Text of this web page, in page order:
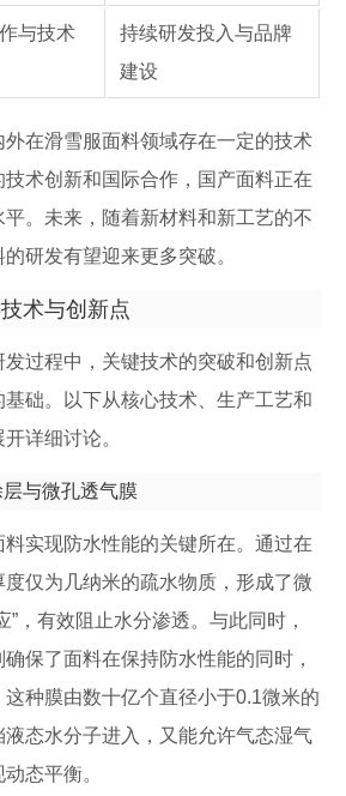
与技术
持续研发投入与品牌
建设
在滑雪服面料领域存在一定的技术
术创新和国际合作，国产面料正在
。未来，随着新材料和新工艺的不
研发有望迎来更多突破。
术与创新点
过程中，关键技术的突破和创新点
础。以下从核心技术、生产工艺和
详细讨论。
与微孔透气膜
实现防水性能的关键所在。通过在
仅为几纳米的疏水物质，形成了微
”，有效阻止水分渗透。与此同时，
保了面料在保持防水性能的同时，
种膜由数十亿个直径小于0.1微米的
态水分子进入，又能允许气态湿气
态平衡。